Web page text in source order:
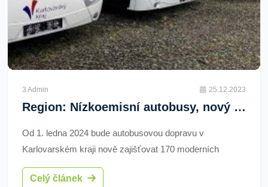
3 Admin 25.12.2023
Region: Nízkoemisní autobusy, nový jízdní řád i způsob odbavení. Připravte se na novou podobu meziměstských linek v kraji
Od 1. ledna 2024 bude autobusovou dopravu v
Karlovarském kraji nově zajišťovat 170 moderních
bezbariérových autobusů s pohonem na stlačený zemní
plyn (CNG). S novým rokem dojde také ke změně
Celý článek